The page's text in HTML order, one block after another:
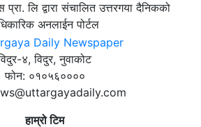
प्रा. लि द्वारा संचालित उत्तरगया दैनिकको
अनलाईन पोर्टल
४, विदुर, नुवाकोट
फोन: ०१०५६००००
हाम्रो टिम